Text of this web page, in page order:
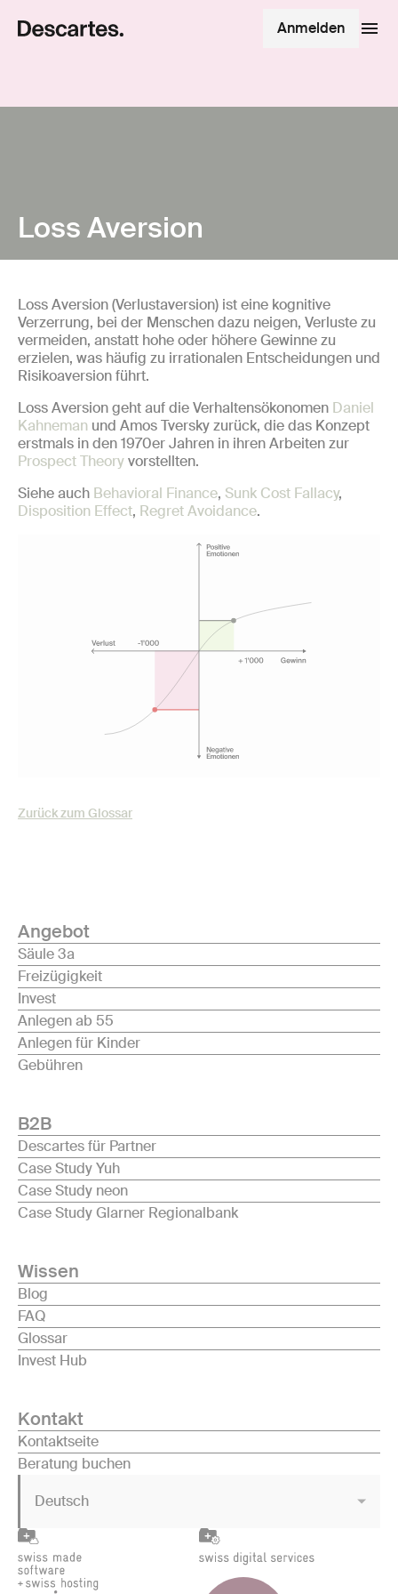
Anmelden
Loss Aversion
Loss Aversion (Verlustaversion) ist eine kognitive
Verzerrung, bei der Menschen dazu neigen, Verluste zu
vermeiden, anstatt hohe oder höhere Gewinne zu
erzielen, was häufig zu irrationalen Entscheidungen und
Risikoaversion führt.
Loss Aversion geht auf die Verhaltensökonomen Daniel
Kahneman und Amos Tversky zurück, die das Konzept
erstmals in den 1970er Jahren in ihren Arbeiten zur
Prospect Theoryvorstellten.
Siehe auch Behavioral Finance, Sunk Cost Fallacy,
Disposition Effect, Regret Avoidance.
Zurück zum Glossar
Angebot
Säule 3a
Freizügigkeit
Invest
Anlegen ab 55
Anlegen für Kinder
Gebühren
B2B
Descartes für Partner
Case Study Yuh
Case Study neon
Case Study Glarner Regionalbank
Wissen
Blog
FAQ
Glossar
Invest Hub
Kontakt
Kontaktseite
Beratung buchen
Deutsch